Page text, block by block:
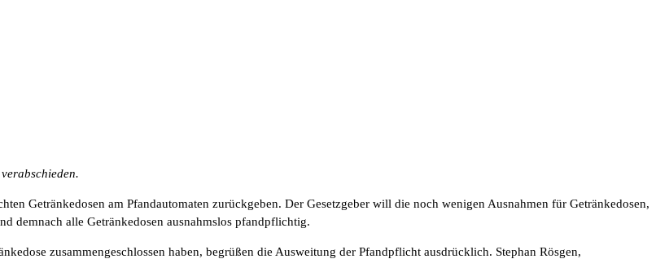
Getränkedosen am Pfandautomaten zurückgeben. Der Gesetzgeber will die noch wenigen Ausnahmen für Getränkedosen,
demnach alle Getränkedosen ausnahmslos pfandpflichtig.
zusammengeschlossen haben, begrüßen die Ausweitung der Pfandpflicht ausdrücklich. Stephan Rösgen,